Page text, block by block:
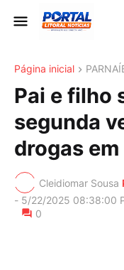
Página inicial
Pai e filho
segunda
drogas
Cleidiomar Sousa
- 5/22/2025 08:38:00
0